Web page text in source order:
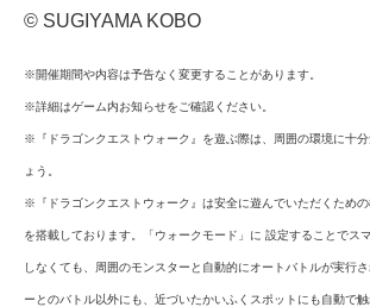
© SUGIYAMA KOBO
※開催期間や内容は予告なく変更することがあります。
※詳細はゲーム内お知らせをご確認ください。
※『ドラゴンクエストウォーク』を遊ぶ際は、周囲の環境に十分
ょう。
※『ドラゴンクエストウォーク』は安全に遊んでいただくための
を搭載しております。「ウォークモード」に 設定することでス
しなくても、周囲のモンスターと自動的にオートバトルが実行
ーとのバトル以外にも、近づいたかいふくスポットにも自動で